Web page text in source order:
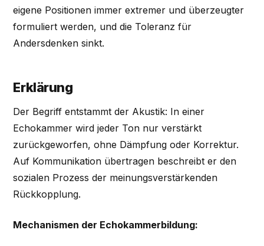
eigene Positionen immer extremer und überzeugter
formuliert werden, und die Toleranz für
Andersdenken sinkt.
Erklärung
Der Begriff entstammt der Akustik: In einer
Echokammer wird jeder Ton nur verstärkt
zurückgeworfen, ohne Dämpfung oder Korrektur.
Auf Kommunikation übertragen beschreibt er den
sozialen Prozess der meinungsverstärkenden
Rückkopplung.
Mechanismen der Echokammerbildung: